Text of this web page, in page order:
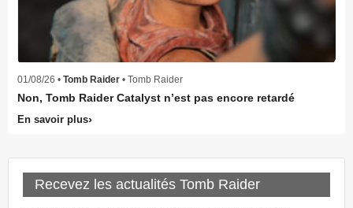
01/08/26 • Tomb Raider • Tomb Raider
Non, Tomb Raider Catalyst n’est pas encore retardé
En savoir plus
Recevez les actualités Tomb Raider